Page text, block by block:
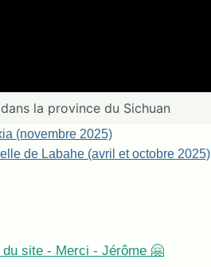
la province du Sichuan
(novembre 2025)
de Labahe (avril et octobre 2025)
site - Merci - Jérôme 🤗